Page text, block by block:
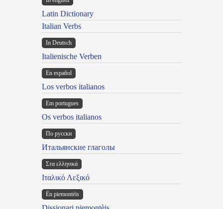
Latin Dictionary
Italian Verbs
In Deutsch
Italienische Verben
En español
Los verbos italianos
Em portugues
Os verbos italianos
По русски
Итальянские глаголы
Στα ελληνικά
Ιταλικό Λεξικό
Ën piemontèis